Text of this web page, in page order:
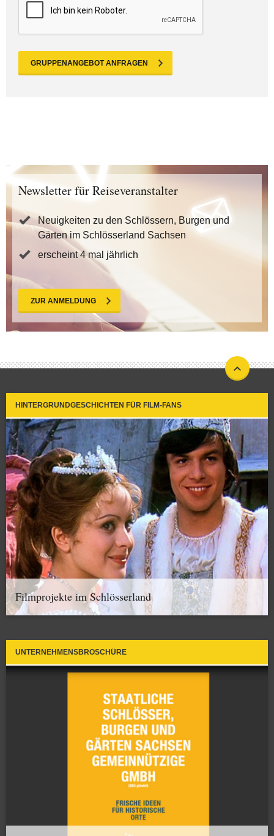
GRUPPENANGEBOT ANFRAGEN
Newsletter für Reiseveranstalter
Neuigkeiten zu den Schlössern, Burgen und
Gärten im Schlösserland Sachsen
erscheint 4 mal jährlich
ZUR ANMELDUNG
HINTERGRUNDGESCHICHTEN FÜR FILM-FANS
Filmprojekte im Schlösserland
UNTERNEHMENSBROSCHÜRE